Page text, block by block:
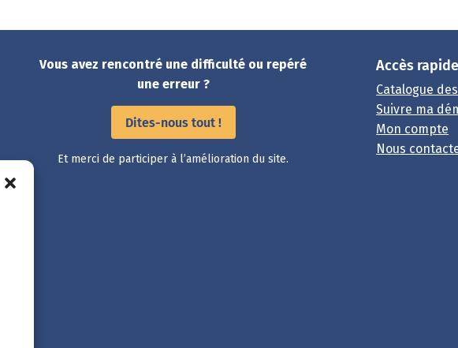
Vous avez rencontré une difficulté ou repéré
une erreur ?
Dites-nous tout !
Et merci de participer à l’amélioration du site.
Accès rapide
Catalogue
Suivre ma
Mon compte
Nous